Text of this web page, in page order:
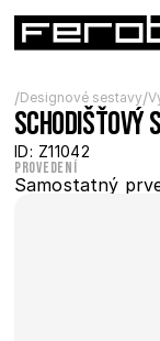
/Designové sestavy/
Schodišťový
ID: Z11042
Provedení
Samostatný